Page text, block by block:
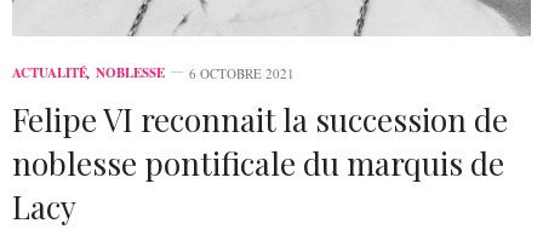
ACTUALITÉ, NOBLESSE 6 OCTOBRE 2021
Felipe VI reconnait la succession de
noblesse pontificale du marquis de
Lacy